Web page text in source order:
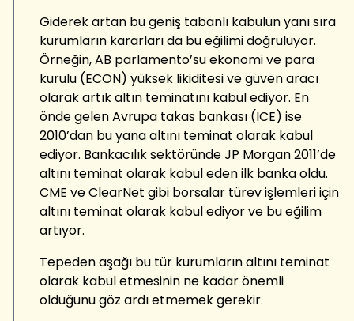
Giderek artan bu geniş tabanlı kabulun yanı sıra
kurumların kararları da bu eğilimi doğruluyor.
Örneğin, AB parlamento’su ekonomi ve para
kurulu (ECON) yüksek likiditesi ve güven aracı
olarak artık altın teminatını kabul ediyor. En
önde gelen Avrupa takas bankası (ICE) ise
2010’dan bu yana altını teminat olarak kabul
ediyor. Bankacılık sektöründe JP Morgan 2011’de
altını teminat olarak kabul eden ilk banka oldu.
CME ve ClearNet gibi borsalar türev işlemleri için
altını teminat olarak kabul ediyor ve bu eğilim
artıyor.
Tepeden aşağı bu tür kurumların altını teminat
olarak kabul etmesinin ne kadar önemli
olduğunu göz ardı etmemek gerekir.